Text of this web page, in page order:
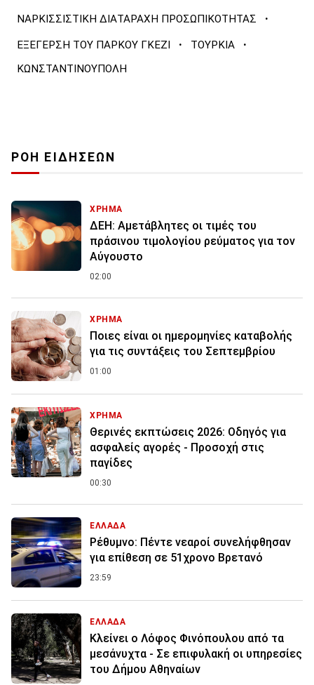
ΝΑΡΚΙΣΣΙΣΤΙΚΗ ΔΙΑΤΑΡΑΧΗ ΠΡΟΣΩΠΙΚΟΤΗΤΑΣ ·
ΕΞΕΓΕΡΣΗ ΤΟΥ ΠΑΡΚΟΥ ΓΚΕΖΙ · ΤΟΥΡΚΙΑ ·
ΚΩΝΣΤΑΝΤΙΝΟΥΠΟΛΗ
ΡΟΗ ΕΙΔΗΣΕΩΝ
ΧΡΗΜΑ
ΔΕΗ: Αμετάβλητες οι τιμές του
πράσινου τιμολογίου ρεύματος για τον
Αύγουστο
02:00
ΧΡΗΜΑ
Ποιες είναι οι ημερομηνίες καταβολής
για τις συντάξεις του Σεπτεμβρίου
01:00
ΧΡΗΜΑ
Θερινές εκπτώσεις 2026: Οδηγός για
ασφαλείς αγορές - Προσοχή στις
παγίδες
00:30
ΕΛΛΑΔΑ
Ρέθυμνο: Πέντε νεαροί συνελήφθησαν
για επίθεση σε 51χρονο Βρετανό
23:59
ΕΛΛΑΔΑ
Κλείνει ο Λόφος Φινόπουλου από τα
μεσάνυχτα - Σε επιφυλακή οι υπηρεσίες
του Δήμου Αθηναίων